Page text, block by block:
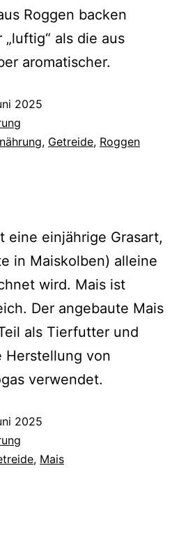
Roggen backen
als die aus
aromatischer.
2025
, Getreide, Roggen
eine einjährige Grasart,
in Maiskolben) alleine
wird. Mais ist
Der angebaute Mais
als Tierfutter und
Herstellung von
verwendet.
2025
, Mais